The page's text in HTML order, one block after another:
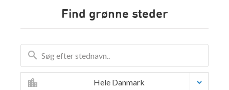
Find grønne steder
Hele Danmark